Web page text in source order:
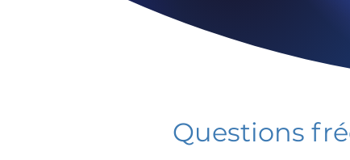
Questions